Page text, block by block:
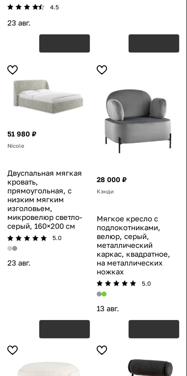
4.5
23 авг.
51 980 ₽
Nicole
Двуспальная мягкая
кровать,
прямоугольная, с
низким мягким
изголовьем,
микровелюр светло-
серый, 160×200 см
5.0
23 авг.
28 000 ₽
Кэнди
Мягкое кресло с
подлокотниками,
велюр, серый,
металлический
каркас, квадратное,
на металлических
ножках
5.0
13 авг.